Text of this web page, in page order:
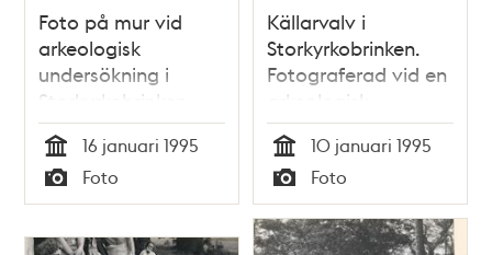
Foto på mur vid
arkeologisk
undersökning i
Storkyrkobrinken
Tid
16 januari 1995
Typ
Foto
Källarvalv i
Storkyrkobrinken.
Fotograferad vid en
arkeologisk
undersökning.
Tid
10 januari 1995
Typ
Foto